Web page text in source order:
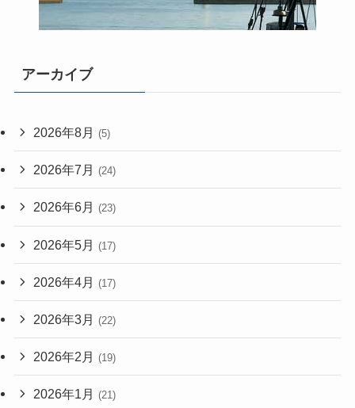
アーカイブ
2026年8月 (5)
2026年7月 (24)
2026年6月 (23)
2026年5月 (17)
2026年4月 (17)
2026年3月 (22)
2026年2月 (19)
2026年1月 (21)